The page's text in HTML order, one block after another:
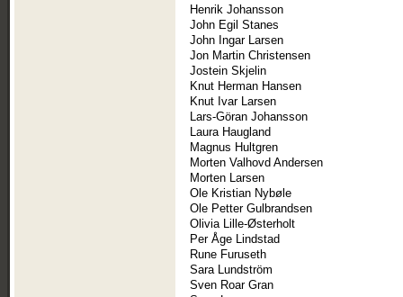
Henrik Johansson
John Egil Stanes
John Ingar Larsen
Jon Martin Christensen
Jostein Skjelin
Knut Herman Hansen
Knut Ivar Larsen
Lars-Göran Johansson
Laura Haugland
Magnus Hultgren
Morten Valhovd Andersen
Morten Larsen
Ole Kristian Nybøle
Ole Petter Gulbrandsen
Olivia Lille-Østerholt
Per Åge Lindstad
Rune Furuseth
Sara Lundström
Sven Roar Gran